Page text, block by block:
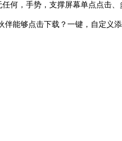
何，手势，支撑屏幕单点点击
能够点击下载？一键，自定义